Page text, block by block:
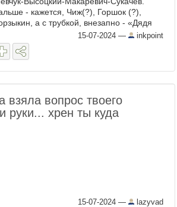
- кажется, Чиж(?), Горшок (?),
а с трубкой, внезапно - «Дядя
Чернов, саксофонист ДДТ. Тогда
ряд ...
15-07-2024 — inkpoint
взяла вопрос твоего
руки... хрен ты куда
15-07-2024 — lazyvad